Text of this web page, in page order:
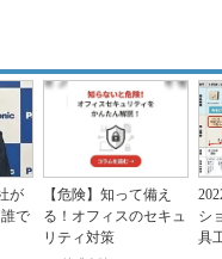
が
で
【危険】知って備え
る！オフィスのセキュ
リティ対策
シ
具